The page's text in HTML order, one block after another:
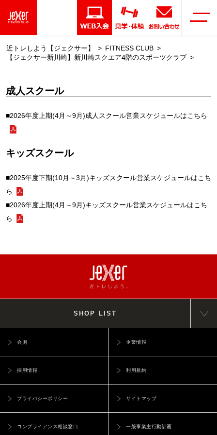
近トレしよう【ジェクサー】
FITNESS CLUB
【ジェクサー新川崎】新川崎スクエア4階のスポーツクラブ
成人スクール
■2026年度上期(4月～9月)成人スクール営業スケジュールはこちら
キッズスクール
■2025年度下期(10月～3月)キッズスクール営業スケジュールはこち
ら
■2026年度上期(4月～9月)キッズスクール営業スケジュールはこち
ら
SHOP LIST
会則 企業情報
採用情報 利用規約
プライバシーポリシー サイトマップ
コンプライアンス相談窓口 一般事業主行動計画